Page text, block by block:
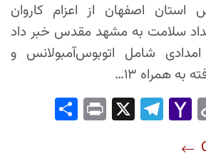
استان اصفهان از اعزام کاروان
سلامت به مشهد مقدس خبر داد
واحد امدادی شامل اتوبوس‌آمبولانس و
همراه ۱۳…
Co
Lin
Yah
Tel
Pri